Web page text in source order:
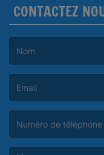
CONTACTEZ